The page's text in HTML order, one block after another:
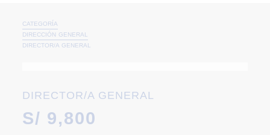
CATEGORÍA
DIRECCIÓN GENERAL
DIRECTOR/A GENERAL
DIRECTOR/A GENERAL
S/ 9,800